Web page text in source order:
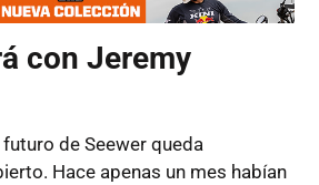
con Jeremy
de Seewer queda
Hace apenas un mes habían